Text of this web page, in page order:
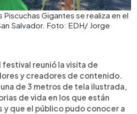
Piscuchas Gigantes se realiza en el
Salvador. Foto: EDH/ Jorge
reunió la visita de
y creadores de contenido.
de 3 metros de tela ilustrada,
de vida en los que están
y que el público pudo conocer a